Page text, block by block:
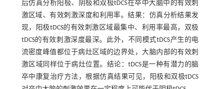
后仿真分析阳极、阴极和双极tDCS在卒中大脑中的有效刺
激区域、有效刺激深度和利用率。结果：仿真分析结果发
现，阳极tDCS的有效刺激区域最集中、利用率最高，双极
tDCS的有效刺激深度最深。此外，不同模式tDCS产生的电
流密度峰值都位于病灶区域的边界处，大脑内部的有效刺
激区域同样位于病灶位置。结论：tDCS是一种有潜力的脑
卒中康复治疗方法，根据仿真结果可见，阳极和双极tDCS